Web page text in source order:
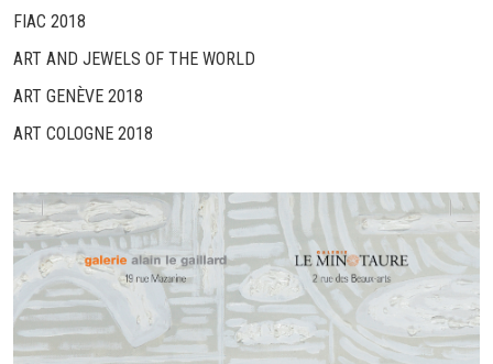
FIAC 2018
ART AND JEWELS OF THE WORLD
ART GENÈVE 2018
ART COLOGNE 2018